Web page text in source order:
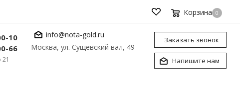
Корзина 0
10
66
info@nota-gold.ru
Москва, ул. Сущевский вал, 49
Заказать звонок
Напишите нам